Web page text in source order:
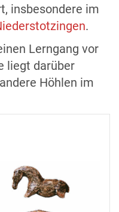
insbesondere im
.
Lerngang vor
liegt darüber
Höhlen im